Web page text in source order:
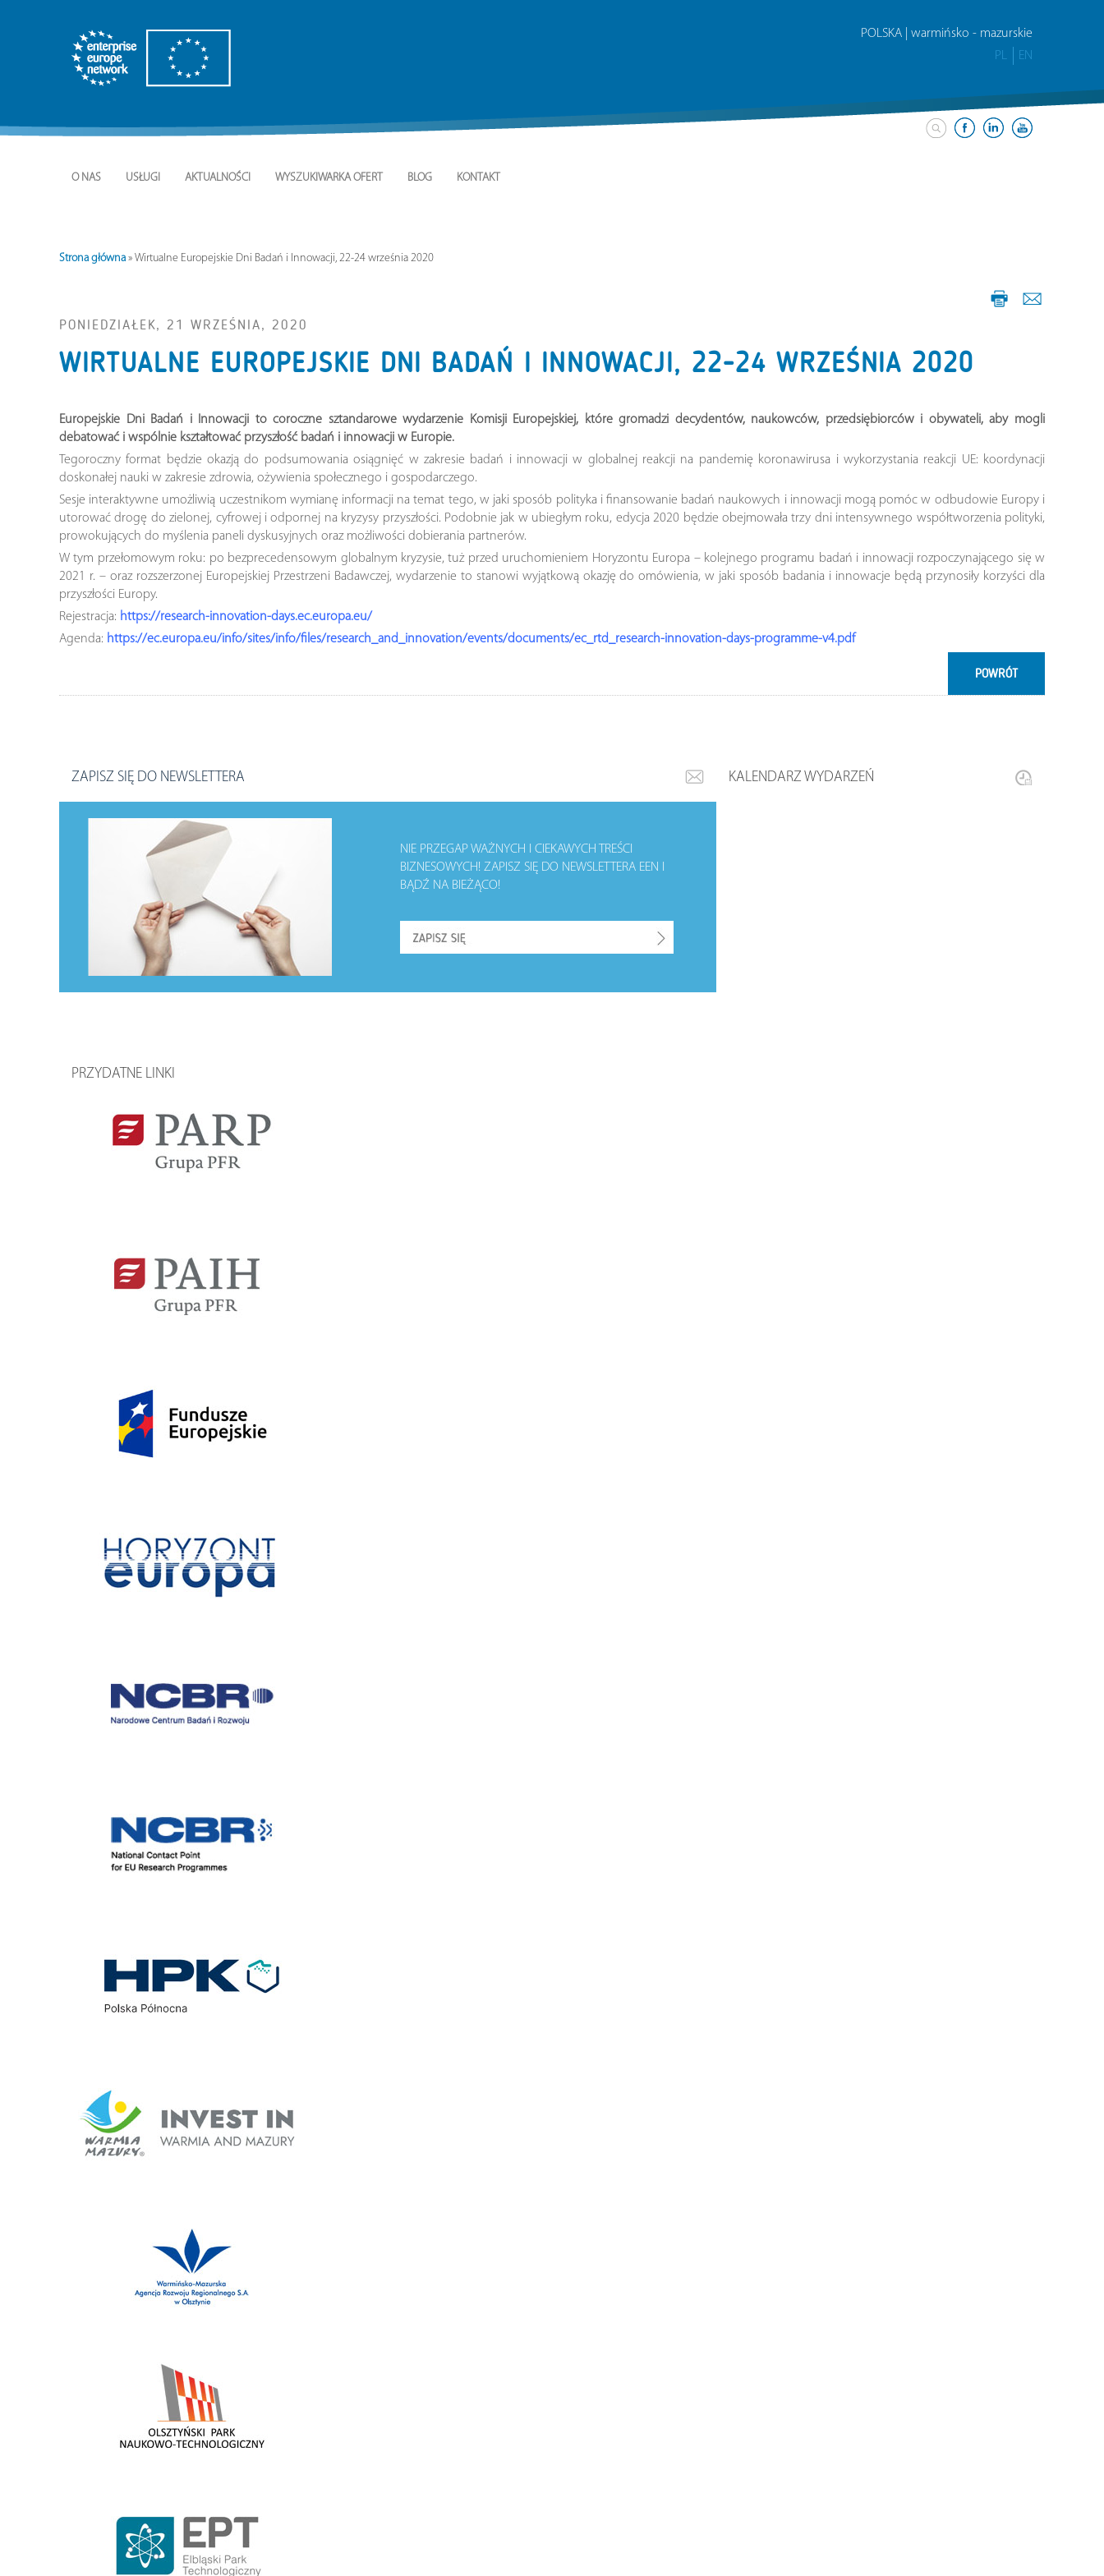
POLSKA | warmińsko - mazurskie
PL
EN
O NAS USŁUGI AKTUALNOŚCI WYSZUKIWARKA OFERT BLOG KONTAKT
Strona główna » Wirtualne Europejskie Dni Badań i Innowacji, 22-24 września 2020
PONIEDZIAŁEK, 21 WRZEŚNIA, 2020
WIRTUALNE EUROPEJSKIE DNI BADAŃ I INNOWACJI, 22-24 WRZEŚNIA 2020
Europejskie Dni Badań i Innowacji to coroczne sztandarowe wydarzenie Komisji Europejskiej, które gromadzi decydentów, naukowców, przedsiębiorców i obywateli, aby mogli
debatować i wspólnie kształtować przyszłość badań i innowacji w Europie.
Tegoroczny format będzie okazją do podsumowania osiągnięć w zakresie badań i innowacji w globalnej reakcji na pandemię koronawirusa i wykorzystania reakcji UE: koordynacji
doskonałej nauki w zakresie zdrowia, ożywienia społecznego i gospodarczego.
Sesje interaktywne umożliwią uczestnikom wymianę informacji na temat tego, w jaki sposób polityka i finansowanie badań naukowych i innowacji mogą pomóc w odbudowie Europy i
utorować drogę do zielonej, cyfrowej i odpornej na kryzysy przyszłości. Podobnie jak w ubiegłym roku, edycja 2020 będzie obejmowała trzy dni intensywnego współtworzenia polityki,
prowokujących do myślenia paneli dyskusyjnych oraz możliwości dobierania partnerów.
W tym przełomowym roku: po bezprecedensowym globalnym kryzysie, tuż przed uruchomieniem Horyzontu Europa – kolejnego programu badań i innowacji rozpoczynającego się w
2021 r. – oraz rozszerzonej Europejskiej Przestrzeni Badawczej, wydarzenie to stanowi wyjątkową okazję do omówienia, w jaki sposób badania i innowacje będą przynosiły korzyści dla
przyszłości Europy.
Rejestracja: https://research-innovation-days.ec.europa.eu/
Agenda: https://ec.europa.eu/info/sites/info/files/research_and_innovation/events/documents/ec_rtd_research-innovation-days-programme-v4.pdf
POWRÓT
ZAPISZ SIĘ DO NEWSLETTERA
NIE PRZEGAP WAŻNYCH I CIEKAWYCH TREŚCI
BIZNESOWYCH! ZAPISZ SIĘ DO NEWSLETTERA EEN I
BĄDŹ NA BIEŻĄCO!
KALENDARZ WYDARZEŃ
PRZYDATNE LINKI